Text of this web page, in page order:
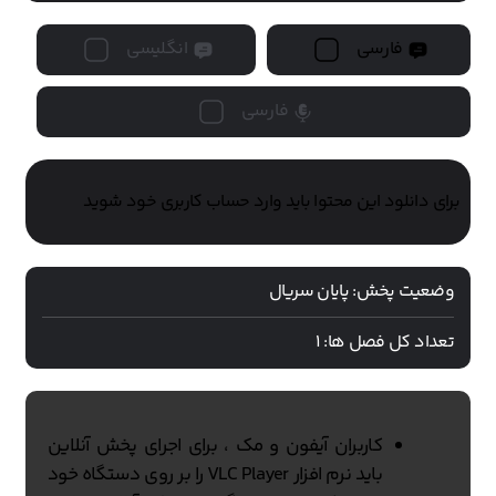
فارسی انگلیسی
فارسی
برای دانلود این محتوا باید وارد حساب کاربری خود شوید
وضعیت پخش:پایان سریال
تعداد کل فصل ها: 1
کاربران آیفون و مک ، برای اجرای پخش آنلاین
باید نرم افزار VLC Player را بر روی دستگاه خود